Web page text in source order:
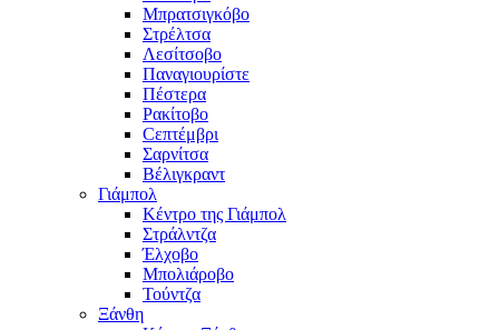
Μπρατσιγκόβο
Στρέλτσα
Λεσίτσοβο
Παναγιουρίστε
Πέστερα
Ρακίτοβο
Сεπτέμβρι
Σαρνίτσα
Βέλιγκραντ
Γιάμπολ
Κέντρο της Γιάμπολ
Στράλντζα
Έλχοβο
Μπολιάροβο
Τούντζα
Ξάνθη